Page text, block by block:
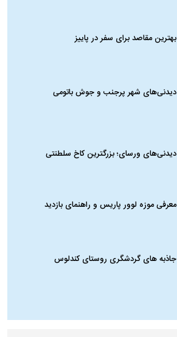
بهترین مقاصد برای سفر در پاییز
دیدنی‌های شهر پرجنب و جوش باتومی
دیدنی‌های ورسای؛ بزرگترین کاخ سلطنتی
معرفی موزه لوور پاریس و راهنمای بازدید
جاذبه های گردشگری روستای کندلوس